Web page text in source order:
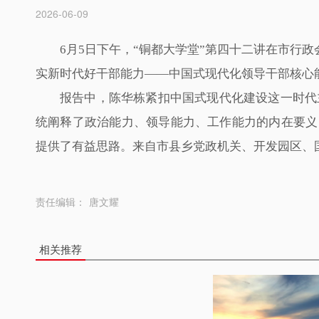
2026-06-09
6月5日下午，“铜都大学堂”第四十二讲在市行
实新时代好干部能力——中国式现代化领导干部核心
报告中，陈华栋紧扣中国式现代化建设这一时
统阐释了政治能力、领导能力、工作能力的内在要
提供了有益思路。来自市县乡党政机关、开发园区
责任编辑： 唐文耀
相关推荐